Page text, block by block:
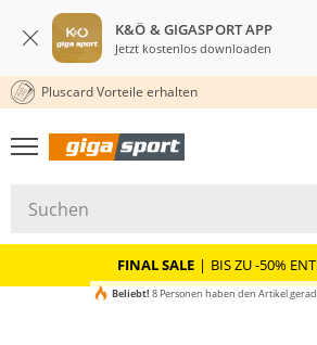
K&Ö & GIGASPORT APP
Jetzt kostenlos downloaden
30 TAGE RÜCKGABERECHT
Pluscard Vorteile erhalten
GIGASTYLE
FAHRRAD­
FINAL SALE | BIS ZU -50%
Beliebt! 8 Personen haben den Artikel